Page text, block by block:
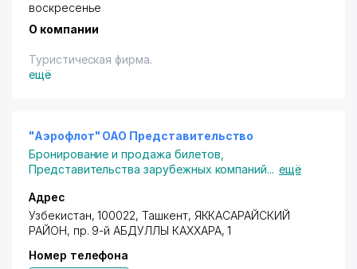
воскресенье
О компании
Туристическая фирма.
ещё
"Аэрофлот" ОАО Представительство
Бронирование и продажа билетов
Представительства зарубежных компаний... ещё
Адрес
Узбекистан, 100022, Ташкент, ЯККАСАРАЙСКИЙ
РАЙОН, пр. 9-й АБДУЛЛЫ КАХХАРА, 1
Номер телефона